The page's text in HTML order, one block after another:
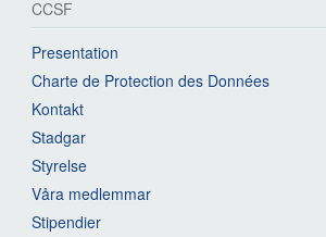
CCSF
Presentation
Charte de Protection des Données
Kontakt
Stadgar
Styrelse
Våra medlemmar
Stipendier